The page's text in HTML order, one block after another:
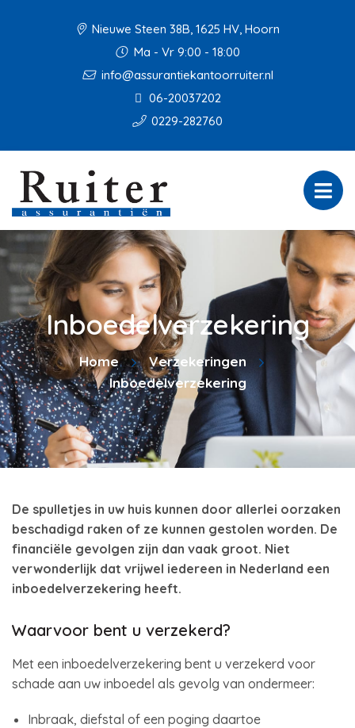
Nieuwe Steen 38B, 1625 HV, Hoorn
Ma - Vr 9:00 - 18:00
info@assurantiekantoorruiter.nl
06-20037202
0229-282760
Inboedelverzekering
Home
Verzekeringen
Inboedelverzekering
De spulletjes in uw huis kunnen door allerlei oorzaken
beschadigd raken of ze kunnen gestolen worden. De
financiële gevolgen zijn dan vaak groot. Niet
verwonderlijk dat vrijwel iedereen in Nederland een
inboedelverzekering heeft.
Waarvoor bent u verzekerd?
Met een inboedelverzekering bent u verzekerd voor
schade aan uw inboedel als gevolg van ondermeer:
Inbraak, diefstal of een poging daartoe